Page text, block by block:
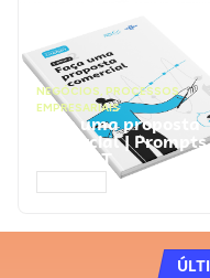
NEGÓCIOS, PROCESSOS
EMPRESARIAIS
Faça uma proposta
comercial | Prompts
ChatGPT